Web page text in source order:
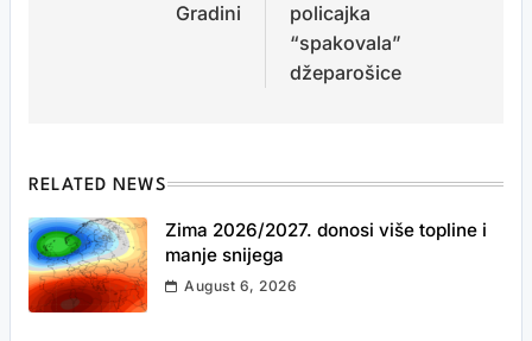
Gradini
policajka
“spakovala”
džeparošice
RELATED NEWS
Zima 2026/2027. donosi više topline i
manje snijega
August 6, 2026